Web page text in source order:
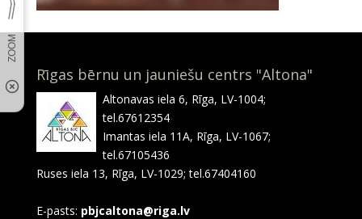
Rīgas bērnu un jauniešu centrs "Altona"
Altonavas iela 6, Rīga, LV-1004;
tel.67612354
Imantas iela 11A, Rīga, LV-1067;
tel.67105436
Ruses iela 13, Rīga, LV-1029; tel.67404160
E-pasts: pbjcaltona@riga.lv